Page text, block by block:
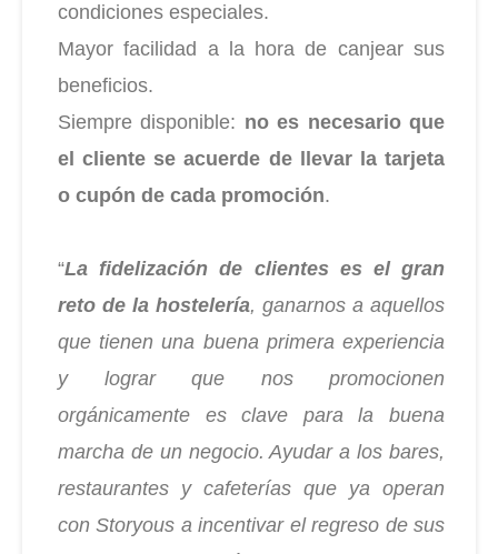
condiciones especiales.
Mayor facilidad a la hora de canjear sus
beneficios.
Siempre disponible: no es necesario que
el cliente se acuerde de llevar la tarjeta
o cupón de cada promoción.
“La fidelización de clientes es el gran
reto de la hostelería, ganarnos a aquellos
que tienen una buena primera experiencia
y lograr que nos promocionen
orgánicamente es clave para la buena
marcha de un negocio. Ayudar a los bares,
restaurantes y cafeterías que ya operan
con Storyous a incentivar el regreso de sus